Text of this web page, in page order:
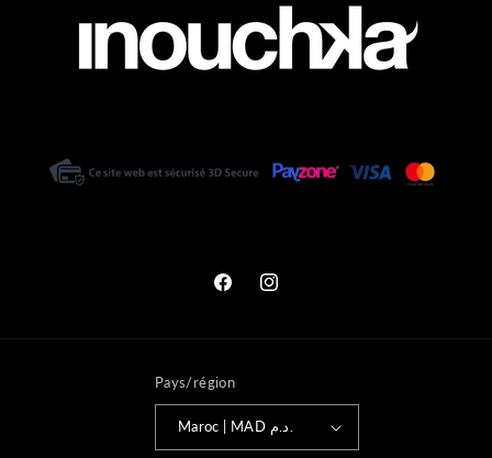
FacebookInstagram
Pays/région